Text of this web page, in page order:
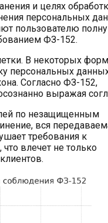
и целях
персональных
пользователю
ФЗ-152.
В некоторых
персональных
Согласно ФЗ-152,
выражая
по незащищенным
вся
требования к
влечет не только